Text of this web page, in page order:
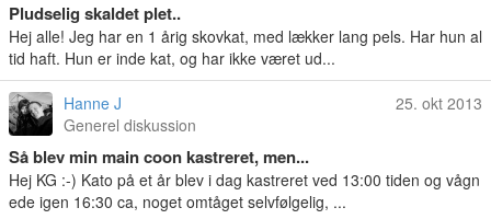
Pludselig skaldet plet..
Hej alle! Jeg har en 1 årig skovkat, med lækker lang pels. Har hun al
tid haft. Hun er inde kat, og har ikke været ud...
Hanne J
Generel diskussion
25. okt 2013
Så blev min main coon kastreret, men...
Hej KG :-) Kato på et år blev i dag kastreret ved 13:00 tiden og vågn
ede igen 16:30 ca, noget omtåget selvfølgelig, ...